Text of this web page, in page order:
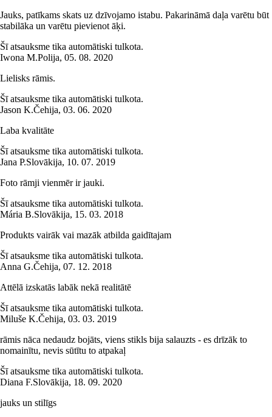
Jauks, patīkams skats uz dzīvojamo istabu. Pakarināmā daļa varētu būt
stabilāka un varētu pievienot āķi.
Šī atsauksme tika automātiski tulkota.
Iwona M.Polija, 05. 08. 2020
Lielisks rāmis.
Šī atsauksme tika automātiski tulkota.
Jason K.Čehija, 03. 06. 2020
Laba kvalitāte
Šī atsauksme tika automātiski tulkota.
Jana P.Slovākija, 10. 07. 2019
Foto rāmji vienmēr ir jauki.
Šī atsauksme tika automātiski tulkota.
Mária B.Slovākija, 15. 03. 2018
Produkts vairāk vai mazāk atbilda gaidītajam
Šī atsauksme tika automātiski tulkota.
Anna G.Čehija, 07. 12. 2018
Attēlā izskatās labāk nekā realitātē
Šī atsauksme tika automātiski tulkota.
Miluše K.Čehija, 03. 03. 2019
rāmis nāca nedaudz bojāts, viens stikls bija salauzts - es drīzāk to
nomainītu, nevis sūtītu to atpakaļ
Šī atsauksme tika automātiski tulkota.
Diana F.Slovākija, 18. 09. 2020
jauks un stilīgs